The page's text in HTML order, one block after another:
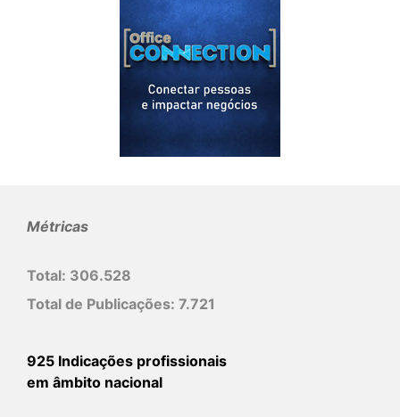
Métricas
Total: 306.528
Total de Publicações: 7.721
925 Indicações profissionais
em âmbito nacional